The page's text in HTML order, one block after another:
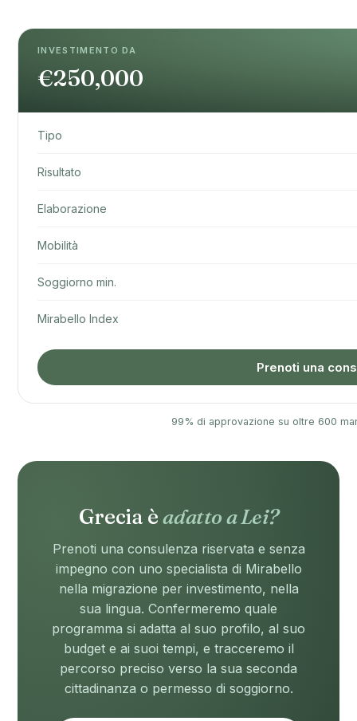
INVESTIMENTO DA
€250,000
Tipo
Risultato
Elaborazione
Mobilità
Soggiorno min.
Mirabello Index
Prenoti una
99% di approvazione su oltre 600
Grecia èadatto a Lei?
Prenoti una consulenza riservata e senza
impegno con uno specialista di Mirabello
nella migrazione per investimento, nella
sua lingua. Confermeremo quale
programma si adatta al suo profilo, al suo
budget e ai suoi tempi, e tracceremo il
percorso preciso verso la sua seconda
cittadinanza o permesso di soggiorno.